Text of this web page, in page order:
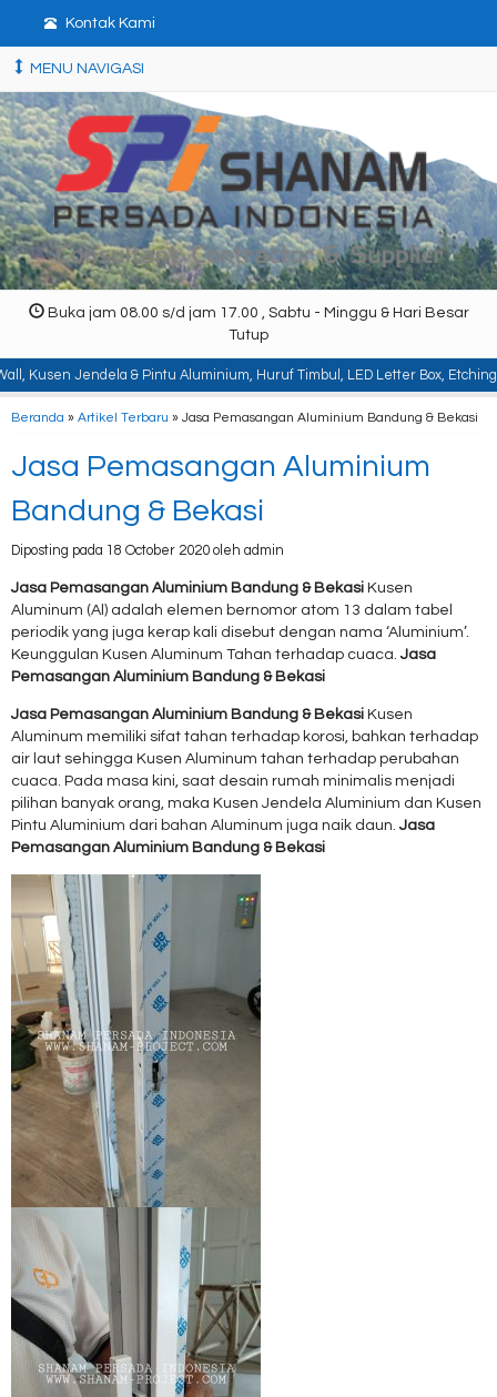
Kontak Kami
MENU NAVIGASI
Buka jam 08.00 s/d jam 17.00 , Sabtu - Minggu & Hari Besar
Tutup
Jendela & Pintu Aluminium, Huruf Timbul, LED Letter Box, Etching,
Beranda » Artikel Terbaru » Jasa Pemasangan Aluminium Bandung & Bekasi
Jasa Pemasangan Aluminium
Bandung & Bekasi
Diposting pada 18 October 2020 oleh admin
Jasa Pemasangan Aluminium Bandung & Bekasi Kusen
Aluminum (Al) adalah elemen bernomor atom 13 dalam tabel
periodik yang juga kerap kali disebut dengan nama ‘Aluminium’.
Keunggulan Kusen Aluminum Tahan terhadap cuaca.Jasa
Pemasangan Aluminium Bandung & Bekasi
Jasa Pemasangan Aluminium Bandung & Bekasi Kusen
Aluminum memiliki sifat tahan terhadap korosi, bahkan terhadap
air laut sehingga Kusen Aluminum tahan terhadap perubahan
cuaca. Pada masa kini, saat desain rumah minimalis menjadi
pilihan banyak orang, maka Kusen Jendela Aluminium dan Kusen
Pintu Aluminium dari bahan Aluminum juga naik daun.Jasa
Pemasangan Aluminium Bandung & Bekasi